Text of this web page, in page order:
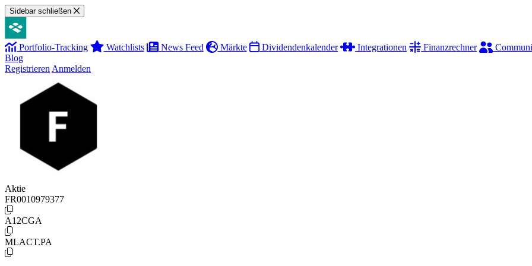
Sidebar schließen
Portfolio-Tracking Watchlists News Feed Märkte Dividendenkalender Integrationen Finanzrechner
Blog
Registrieren Anmelden
Aktie
FR0010979377
A12CGA
MLACT.PA